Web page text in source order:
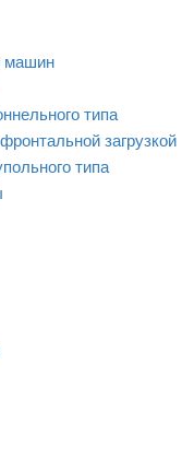
машин
типа
загрузкой
типа